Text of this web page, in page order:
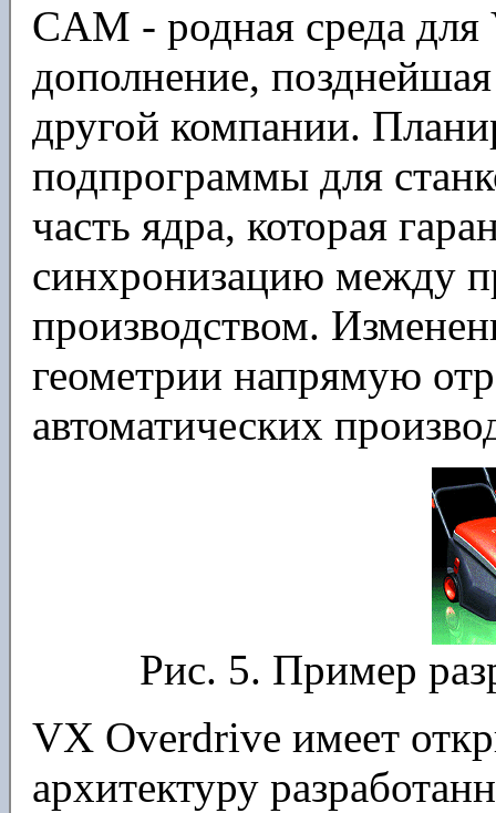
CAM - родная среда
дополнение,
другой компании.
подпрограммы для
часть ядра, которая
синхронизацию между
производством.
геометрии напрямую
автоматических
Рис. 5. Пример
VX Overdrive имеет
архитектуру